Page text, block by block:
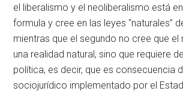
el liberalismo y el neoliberalismo está
formula y cree en las leyes “naturales”
mientras que el segundo no cree que
una realidad natural, sino que requiere
política, es decir, que es consecuencia
sociojurídico implementado por el